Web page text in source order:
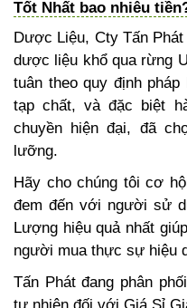
Tốt Nhất bao nhiêu
Dược Liệu, Cty Tấn
dược liệu khổ qua rừng
tuân theo quy định
tạp chất, và đặc biệt
chuyền hiện đại, đã
lưỡng.
Hãy cho chúng tôi cơ
đem đến với người sử
Lượng hiệu quả nhất
người mua thực sự hiệu
Tấn Phát đang phân
tự nhiên đối với Giá Sỉ